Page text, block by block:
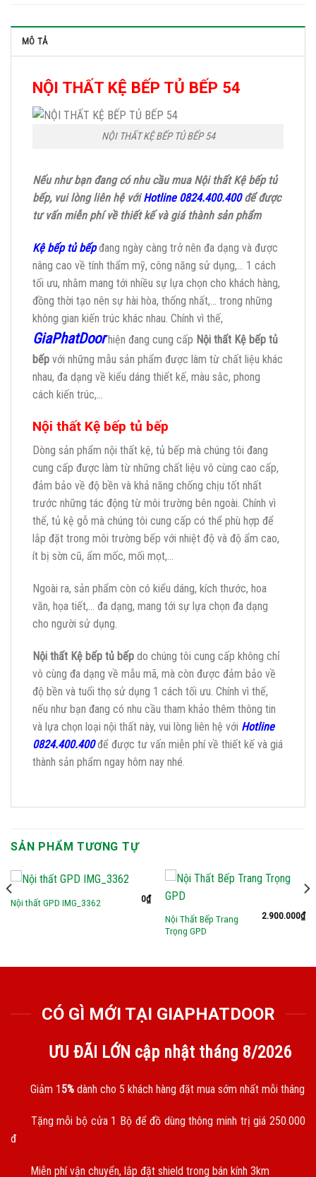
MÔ TẢ
NỘI THẤT KỆ BẾP TỦ BẾP 54
NỘI THẤT KỆ BẾP TỦ BẾP 54
Nếu như bạn đang có nhu cầu mua Nội thất Kệ bếp tủ
bếp, vui lòng liên hệ vớiHotline 0824.400.400để được
tư vấn miễn phí về thiết kế và giá thành sản phẩm
Kệ bếp tủ bếpđang ngày càng trở nên đa dạng và được
nâng cao về tính thẩm mỹ, công năng sử dụng,… 1 cách
tối ưu, nhằm mang tới nhiều sự lựa chọn cho khách hàng,
đồng thời tạo nên sự hài hòa, thống nhất,… trong những
không gian kiến trúc khác nhau. Chính vì thế,
GiaPhatDoorhiện đang cung cấp Nội thất Kệ bếp tủ
bếp với những mẫu sản phẩm được làm từ chất liệu khác
nhau, đa dạng về kiểu dáng thiết kế, màu sắc, phong
cách kiến trúc,…
Nội thất Kệ bếp tủ bếp
Dòng sản phẩm nội thất kệ, tủ bếp mà chúng tôi đang
cung cấp được làm từ những chất liệu vô cùng cao cấp,
đảm bảo về độ bền và khả năng chống chịu tốt nhất
trước những tác động từ môi trường bên ngoài. Chính vì
thế, tủ kệ gỗ mà chúng tôi cung cấp có thể phù hợp để
lắp đặt trong môi trường bếp với nhiệt độ và độ ẩm cao,
ít bị sờn cũ, ẩm mốc, mối mọt,…
Ngoài ra, sản phẩm còn có kiểu dáng, kích thước, hoa
văn, họa tiết,… đa dạng, mang tới sự lựa chọn đa dạng
cho người sử dụng.
Nội thất Kệ bếp tủ bếp do chúng tôi cung cấp không chỉ
vô cùng đa dạng về mẫu mã, mà còn được đảm bảo về
độ bền và tuổi thọ sử dụng 1 cách tối ưu. Chính vì thế,
nếu như bạn đang có nhu cầu tham khảo thêm thông tin
và lựa chọn loại nội thất này, vui lòng liên hệ với Hotline
0824.400.400để được tư vấn miễn phí về thiết kế và giá
thành sản phẩm ngay hôm nay nhé.
SẢN PHẨM TƯƠNG TỰ
Nội thất GPD IMG_3362 0₫
Nội Thất Bếp Trang
Trọng GPD
2.900.000₫
CÓ GÌ MỚI TẠI GIAPHATDOOR
ƯU ĐÃI LỚN cập nhật tháng 8/2026
Giảm 15% dành cho 5 khách hàng đặt mua sớm nhất mỗi tháng
Tặng mỗi bộ cửa 1 Bộ để đồ dùng thông minh trị giá 250.000
đ
Miễn phí vận chuyển, lắp đặt shield trong bán kính 3km